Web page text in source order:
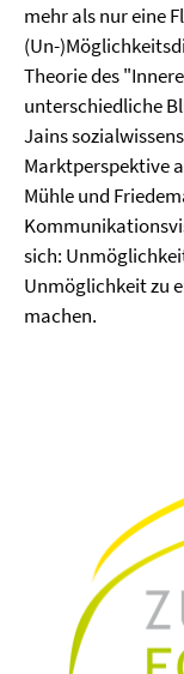
mehr als nur eine
(Un-
Theorie des
unterschiedliche
Jains
Marktperspektive
Mühle und
sich:
Unmöglichkeit zu
machen.